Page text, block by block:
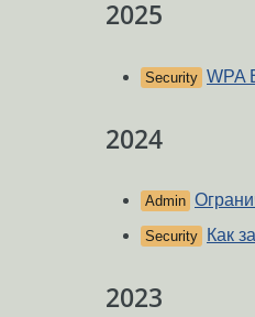
2025
Security WPA
2024
Admin
Security Как
2023